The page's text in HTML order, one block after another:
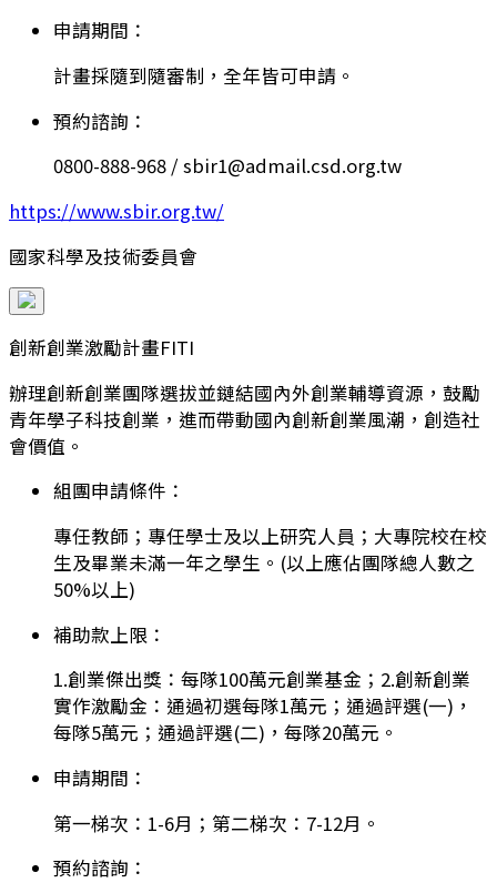
申請期間：
計畫採隨到隨審制，全年皆可申請。
預約諮詢：
0800-888-968 / sbir1@admail.csd.org.tw
https://www.sbir.org.tw/
國家科學及技術委員會
創新創業激勵計畫FITI
辦理創新創業團隊選拔並鏈結國內外創業輔導資源，鼓勵
青年學子科技創業，進而帶動國內創新創業風潮，創造社
會價值。
組團申請條件：
專任教師；專任學士及以上研究人員；大專院校在校
生及畢業未滿一年之學生。(以上應佔團隊總人數之
50%以上)
補助款上限：
1.創業傑出獎：每隊100萬元創業基金；2.創新創業
實作激勵金：通過初選每隊1萬元；通過評選(一)，
每隊5萬元；通過評選(二)，每隊20萬元。
申請期間：
第一梯次：1-6月；第二梯次：7-12月。
預約諮詢：